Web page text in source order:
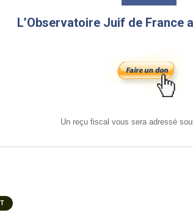
L’Observatoire Juif de France
Un reçu fiscal vous sera adressé